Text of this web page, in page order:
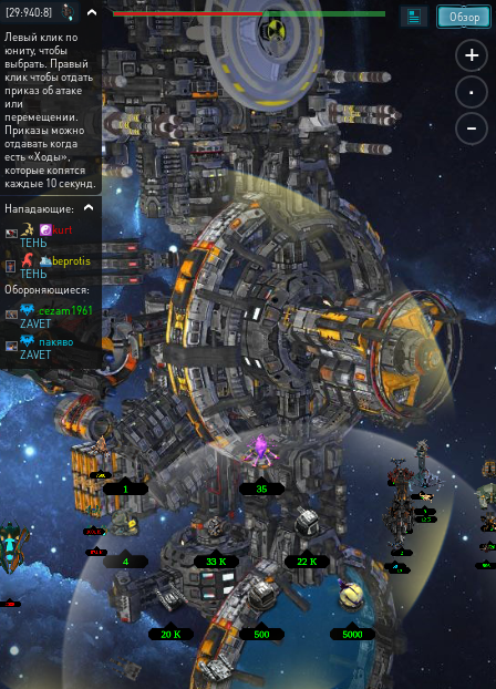
+
.
-
Обзор
[29:940:8]
Левый клик по
юниту, чтобы
выбрать. Правый
клик чтобы отдать
приказ об атаке
или
перемещении.
Приказы можно
отдавать когда
есть «Ходы»,
которые копятся
каждые 10 секунд.
Нападающие:
☯️kurt
ТЕНЬ
🛳️beprotis
ТЕНЬ
Обороняющиеся:
cezam1961
ZAVET
пакяво
ZAVET